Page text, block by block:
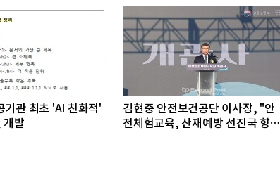
기관 최초 'AI 친화적'
개발
김현중 안전보건공단 이사장, "안
전체험교육, 산재예방 선진국 향한